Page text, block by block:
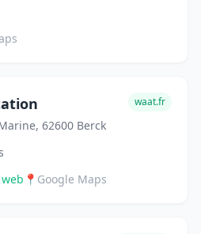
62600 Berck
waat.fr
📍 Google Maps